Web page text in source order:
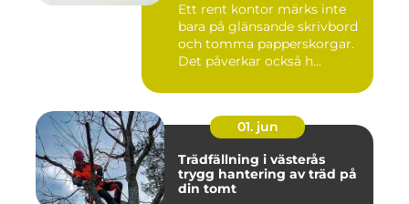
Ett rent kontor märks inte
bara på glänsande skrivbord
och tomma papperskorgar.
Det påverkar också h...
01. jun
Trädfällning i västerås
trygg hantering av träd på
din tomt